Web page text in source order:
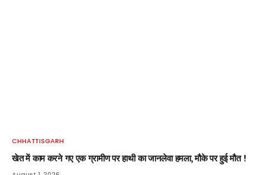
CHHATTISGARH
खेत में काम करने गए एक ग्रामीण पर हाथी का जानलेवा हमला, मौके पर हुई मौत !